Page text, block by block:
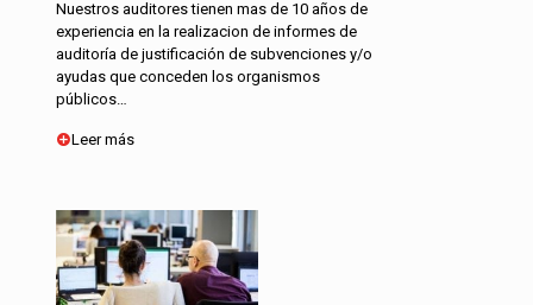
Nuestros auditores tienen mas de 10 años de
experiencia en la realizacion de informes de
auditoría de justificación de subvenciones y/o
ayudas que conceden los organismos
públicos…
Leer más